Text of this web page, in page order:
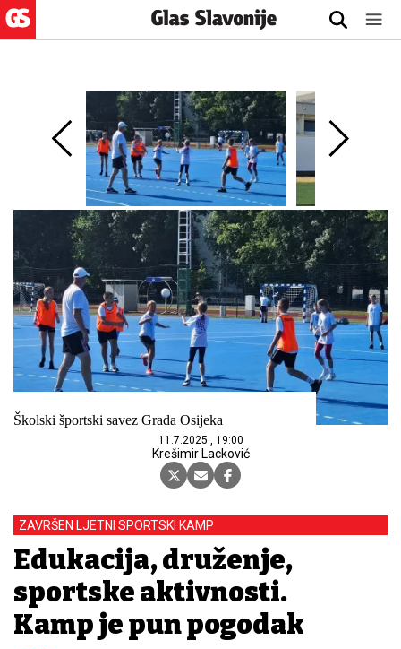
Školski športski savez Grada Osijeka
11.7.2025., 19:00
Krešimir Lacković
ZAVRŠEN LJETNI SPORTSKI KAMP
Edukacija, druženje,
sportske aktivnosti.
Kamp je pun pogodak